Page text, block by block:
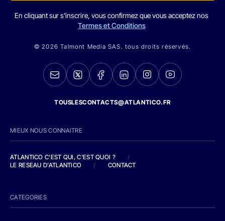
En cliquant sur s'inscrire, vous confirmez que vous acceptez nos
Termes et Conditions
© 2026 Talmont Media SAS. tous droits réservés.
TOUSLESCONTACTS@ATLANTICO.FR
MIEUX NOUS CONNAITRE
ATLANTICO C'EST QUI, C'EST QUOI ?
/
LE RESEAU D'ATLANTICO
/ CONTACT
CATEGORIES